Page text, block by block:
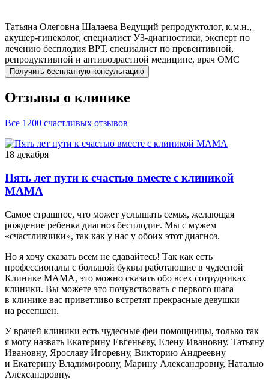
Татьяна Олеговна Шалаева Ведущий репродуктолог, к.м.н.,
акушер-гинеколог, специалист УЗ-диагностики, эксперт по
лечению бесплодия ВРТ, специалист по превентивной,
репродуктивной и антивозрастной медицине, врач ОМС
Получить бесплатную консультацию
Отзывы о клинике
Все 1200 счастливых отзывов
18 декабря
Пять лет пути к счастью вместе с клиникой
МАМА
Самое страшное, что может услышать семья, желающая
рождение ребенка диагноз бесплодие. Мы с мужем
«счастливчики», так как у нас у обоих этот диагноз.
Но я хочу сказать всем не сдавайтесь! Так как есть
профессионалы с большой буквы работающие в чудесной
Клинике МАМА, это можно сказать обо всех сотрудниках
клиники. Вы можете это почувствовать с первого шага
в клинике вас приветливо встретят прекрасные девушки
на ресепшен.
У врачей клиники есть чудесные феи помощницы, только так
я могу назвать Екатерину Евгеньеву, Елену Ивановну, Татьяну
Ивановну, Ярославу Игоревну, Викторию Андреевну
и Екатерину Владимировну, Марину Александровну, Наталью
Александровну.